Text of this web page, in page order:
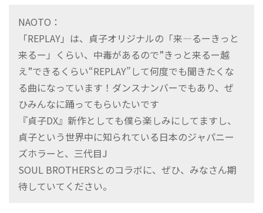
NAOTO：
「REPLAY」は、貞子オリジナルの「来―るーきっと
来るー」くらい、中毒があるので”きっと来るー越
え”できるくらい“REPLAY”して何度でも聞きたくな
る曲になっています！ダンスナンバーでもあり、ぜ
ひみんなに踊ってもらいたいです
『貞子DX』新作としても僕ら楽しみにしてますし、
貞子という世界中に知られている日本のジャパニー
ズホラーと、三代目J
SOUL BROTHERSとのコラボに、ぜひ、みなさん期
待していてください。